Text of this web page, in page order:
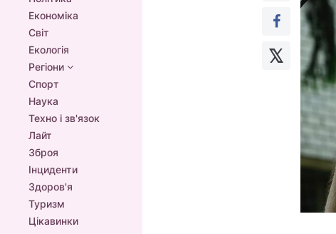
Економіка
Світ
Екологія
Регіони
Спорт
Наука
Техно і зв'язок
Лайт
Зброя
Інциденти
Здоров'я
Туризм
Цікавинки